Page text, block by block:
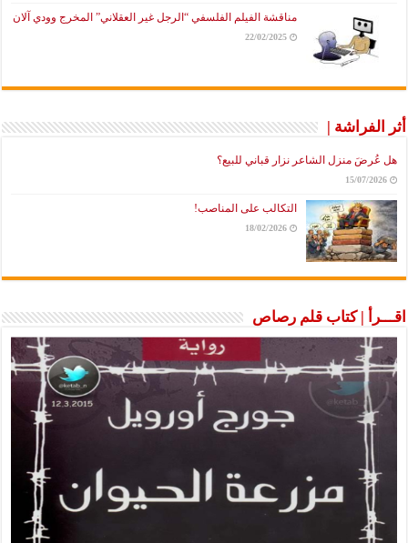
مناقشة الفيلم الفلسفي “الرجل غير العقلاني” المخرج وودي آلان
22/02/2025
أثر الفراشة |
هل عُرضَ منزل الشاعر نزار قباني للبيع؟
15/07/2026
التكالب على المناصب!
18/02/2026
اقـــرأ | كتاب قلم رصاص